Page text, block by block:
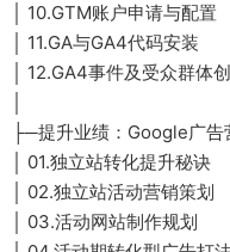
│ 10.GTM账户申请与配置
│ 11.GA与GA4代码安装
│ 12.GA4事件及受众群体
├─提升业绩：Google广告
│ 01.独立站转化提升秘诀
│ 02.独立站活动营销策划
│ 03.活动网站制作规划